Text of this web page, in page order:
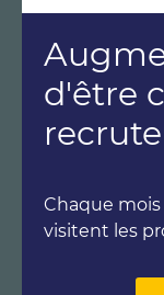
d'être
Chaque
visitent les